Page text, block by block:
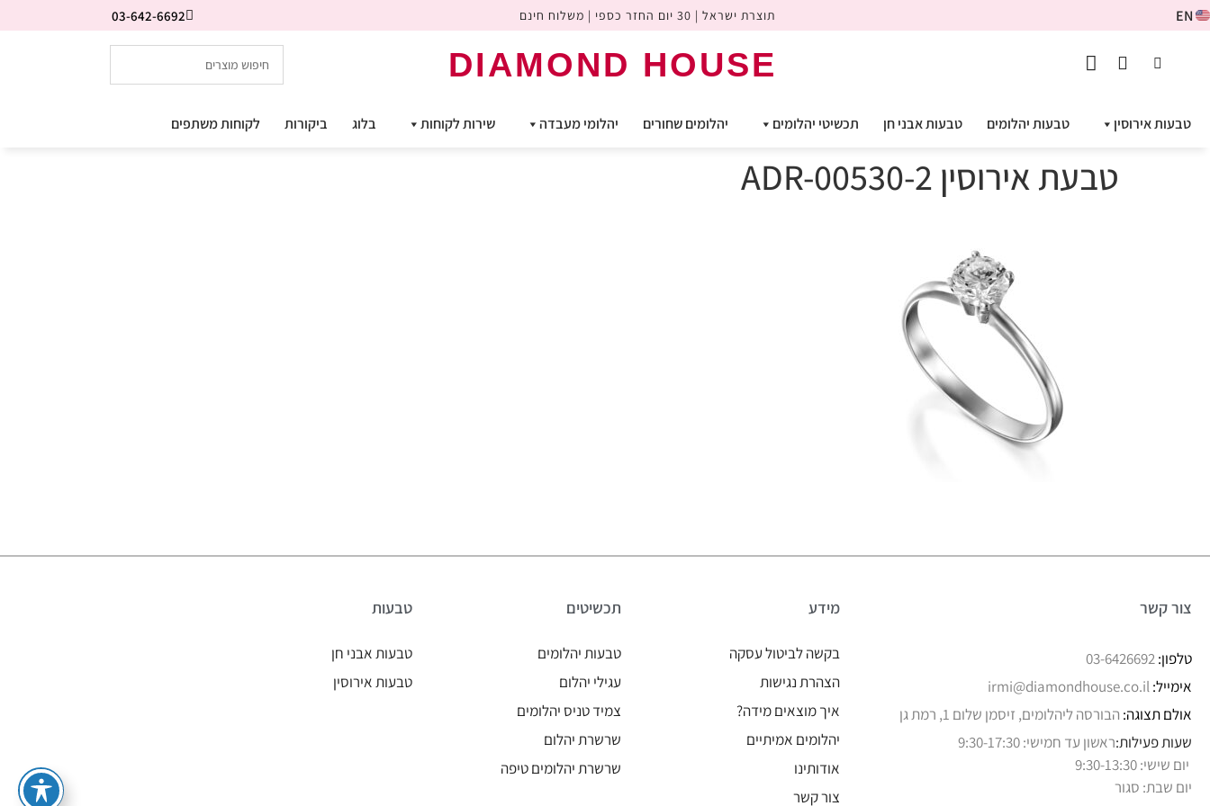
EN תוצרת ישראל | 30 יום החזר כספי | משלוח חינם 03-642-6692
DIAMOND HOUSE
טבעות אירוסין טבעות יהלומים טבעות אבני חן תכשיטי יהלומים יהלומים שחורים יהלומי מעבדה שירות לקוחות בלוג ביקורות לקוחות משתפים
טבעת אירוסין ADR-00530-2
צור קשר
טלפון:03-6426692
אימייל:irmi@diamondhouse.co.il
אולם תצוגה: הבורסה ליהלומים, זיסמן שלום 1, רמת גן
שעות פעילות:ראשון עד חמישי: 9:30-17:30
יום שישי: 9:30-13:30
יום שבת: סגור
מידע
בקשה לביטול עסקה
הצהרת נגישות
איך מוצאים מידה?
יהלומים אמיתיים
אודותינו
צור קשר
תכשיטים
טבעות יהלומים
עגילי יהלום
צמיד טניס יהלומים
שרשרת יהלום
שרשרת יהלומים טיפה
טבעות
טבעות אבני חן
טבעות אירוסין